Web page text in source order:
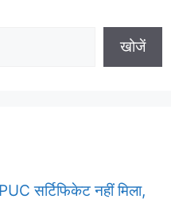
खोजें
सर्टिफिकेट नहीं मिला,